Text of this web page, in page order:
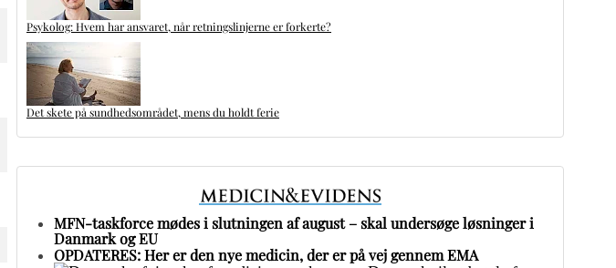
Psykolog: Hvem har ansvaret, når retningslinjerne er forkerte?
Det skete på sundhedsområdet, mens du holdt ferie
MFN-taskforce mødes i slutningen af august – skal undersøge løsninger i
Danmark og EU
OPDATERES: Her er den nye medicin, der er på vej gennem EMA